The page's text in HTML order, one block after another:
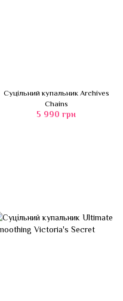
Суцільний купальник Archives
Chains
5 990 грн